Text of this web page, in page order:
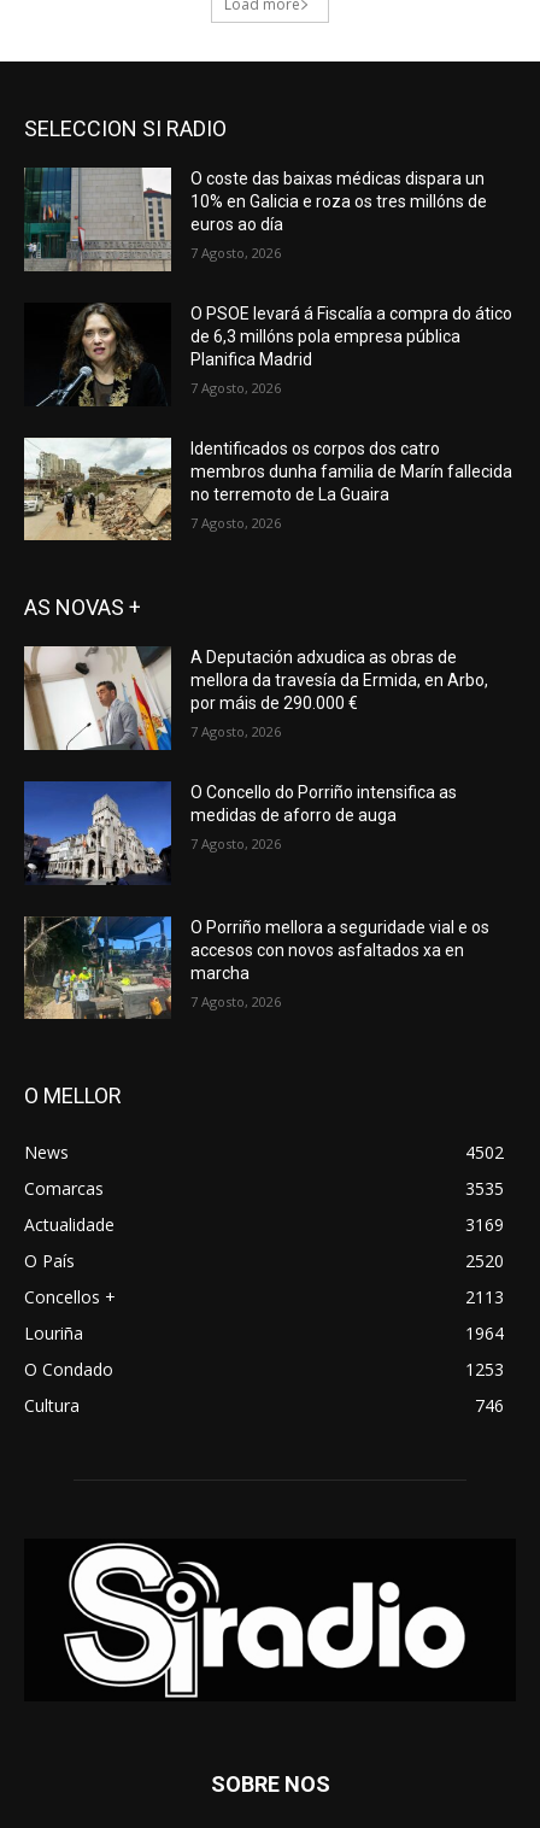
SELECCION SI RADIO
O coste das baixas médicas dispara un
10% en Galicia e roza os tres millóns de
euros ao día
7 Agosto, 2026
O PSOE levará á Fiscalía a compra do ático
de 6,3 millóns pola empresa pública
Planifica Madrid
7 Agosto, 2026
Identificados os corpos dos catro
membros dunha familia de Marín fallecida
no terremoto de La Guaira
7 Agosto, 2026
AS NOVAS +
A Deputación adxudica as obras de
mellora da travesía da Ermida, en Arbo,
por máis de 290.000 €
7 Agosto, 2026
O Concello do Porriño intensifica as
medidas de aforro de auga
7 Agosto, 2026
O Porriño mellora a seguridade vial e os
accesos con novos asfaltados xa en
marcha
7 Agosto, 2026
O MELLOR
News
4502
Comarcas
3535
Actualidade
3169
O País
2520
Concellos +
2113
Louriña
1964
O Condado
1253
Cultura
746
SOBRE NOS